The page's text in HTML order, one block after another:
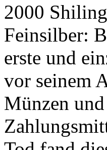
2000
Feinsilber:
erste und
vor seinem
Münzen